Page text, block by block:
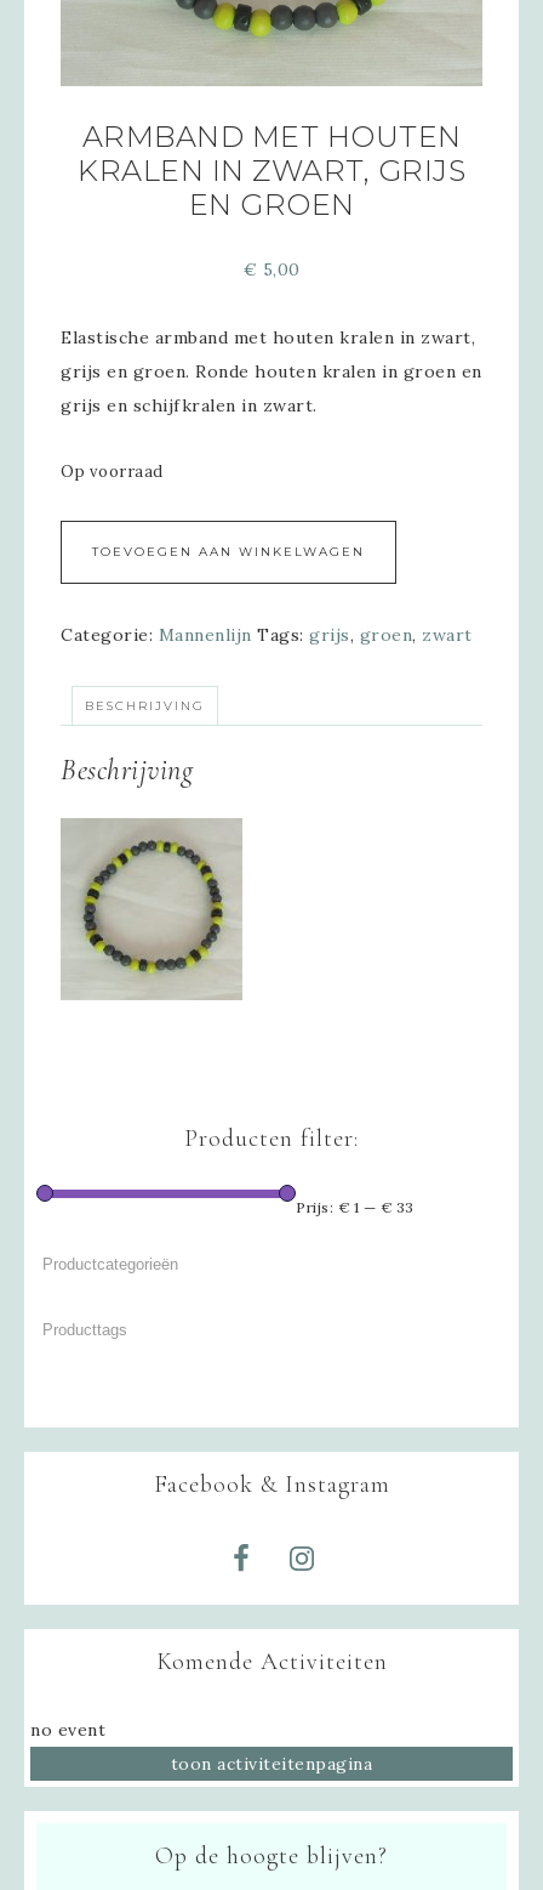
ARMBAND MET HOUTEN
KRALEN IN ZWART, GRIJS
EN GROEN
€ 5,00
Elastische armband met houten kralen in zwart,
grijs en groen. Ronde houten kralen in groen en
grijs en schijfkralen in zwart.
Op voorraad
TOEVOEGEN AAN WINKELWAGEN
Categorie: Mannenlijn Tags: grijs, groen, zwart
BESCHRIJVING
Beschrijving
Producten filter:
Prijs: € 1 — € 33
Facebook & Instagram
Komende Activiteiten
no event
toon activiteitenpagina
Op de hoogte blijven?